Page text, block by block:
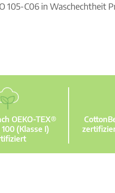
105-C06 in Waschechtheit
OEKO-TEX®
(Klasse I)